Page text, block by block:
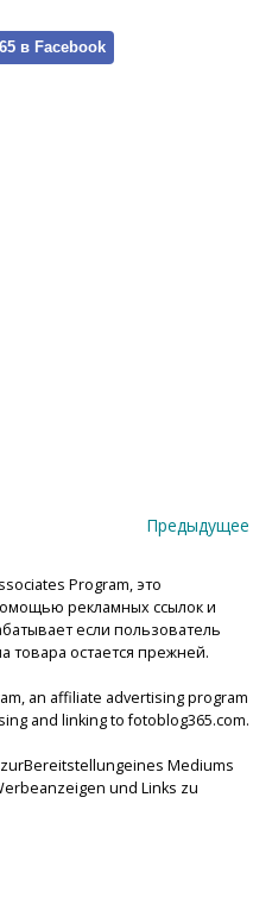
в Facebook
Предыдущее
Program, это
рекламных ссылок и
если пользователь
товара остается прежней.
an affiliate advertising program
and linking to fotoblog365.com.
Mediums
und Links zu